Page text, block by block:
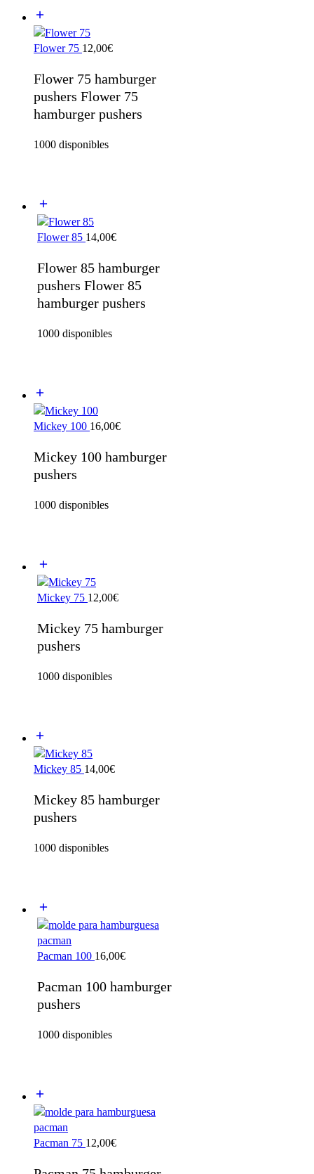
Flower 75 12,00€
Flower 75 hamburger
pushers Flower 75
hamburger pushers
1000 disponibles
Flower 85 14,00€
Flower 85 hamburger
pushers Flower 85
hamburger pushers
1000 disponibles
Mickey 100 16,00€
Mickey 100 hamburger
pushers
1000 disponibles
Mickey 75 12,00€
Mickey 75 hamburger
pushers
1000 disponibles
Mickey 85 14,00€
Mickey 85 hamburger
pushers
1000 disponibles
Pacman 100 16,00€
Pacman 100 hamburger
pushers
1000 disponibles
Pacman 75 12,00€